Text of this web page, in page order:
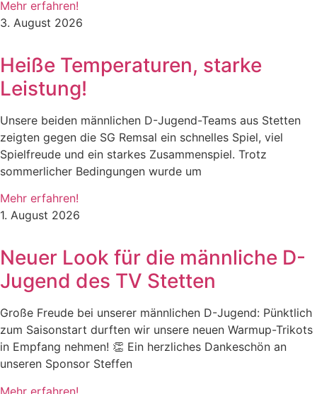
Mehr erfahren!
3. August 2026
Heiße Temperaturen, starke
Leistung!
Unsere beiden männlichen D-Jugend-Teams aus Stetten
zeigten gegen die SG Remsal ein schnelles Spiel, viel
Spielfreude und ein starkes Zusammenspiel. Trotz
sommerlicher Bedingungen wurde um
Mehr erfahren!
1. August 2026
Neuer Look für die männliche D-
Jugend des TV Stetten
Große Freude bei unserer männlichen D-Jugend: Pünktlich
zum Saisonstart durften wir unsere neuen Warmup-Trikots
in Empfang nehmen! 👏 Ein herzliches Dankeschön an
unseren Sponsor Steffen
Mehr erfahren!